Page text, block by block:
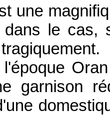
dans le cas,
Oran
garnison